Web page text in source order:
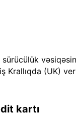
Krallıqda (UK)
kartı